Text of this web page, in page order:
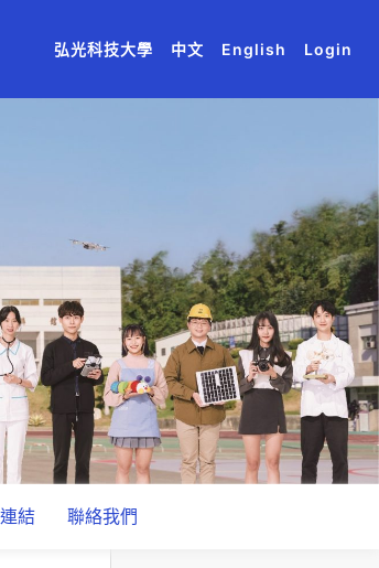
(current)
(current)
弘光科技大學 (current)
中文 (current)
English (current)
Login
結 聯絡我們